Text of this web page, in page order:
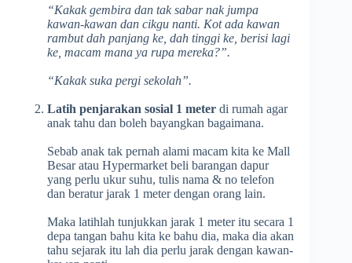
“Kakak gembira dan tak sabar nak jumpa
kawan-kawan dan cikgu nanti. Kot ada kawan
rambut dah panjang ke, dah tinggi ke, berisi lagi
ke, macam mana ya rupa mereka?”.
“Kakak suka pergi sekolah”.
Latih penjarakan sosial 1 meter di rumah agar
anak tahu dan boleh bayangkan bagaimana.
Sebab anak tak pernah alami macam kita ke Mall
Besar atau Hypermarket beli barangan dapur
yang perlu ukur suhu, tulis nama & no telefon
dan beratur jarak 1 meter dengan orang lain.
Maka latihlah tunjukkan jarak 1 meter itu secara 1
depa tangan bahu kita ke bahu dia, maka dia akan
tahu sejarak itu lah dia perlu jarak dengan kawan-